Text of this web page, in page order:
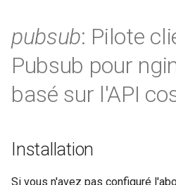
l
s
a
device-type
geoip2
pagespeed
abuse-guard
CentOS/RHEL 7 ou Amazon
CentOS/RHEL 8+, Fedora
Linux, Amazon Linux 2023
Performance
Sécurité
RHEL/CentOS
NGINX-MOD - NGINX
amélioré avec HTTP/3,
HPACK et vérifications de
Serveur Web Tengine -
pubsub: Pilote
Pubsub pour
basé sur l'API
Installation
Si vous n'avez pas configuré